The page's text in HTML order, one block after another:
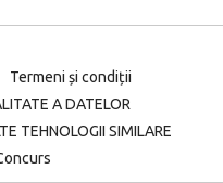
Termeni și condiții
A DATELOR
TEHNOLOGII SIMILARE